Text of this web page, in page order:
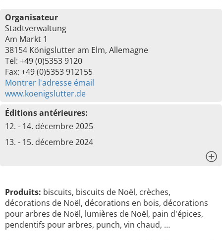
Organisateur
Stadtverwaltung
Am Markt 1
38154 Königslutter am Elm, Allemagne
Tel: +49 (0)5353 9120
Fax: +49 (0)5353 912155
Montrer l'adresse émail
www.koenigslutter.de
Éditions antérieures:
12. - 14. décembre 2025
13. - 15. décembre 2024
Produits: biscuits, biscuits de Noël, crèches,
décorations de Noël, décorations en bois, décorations
pour arbres de Noël, lumières de Noël, pain d'épices,
pendentifs pour arbres, punch, vin chaud, …